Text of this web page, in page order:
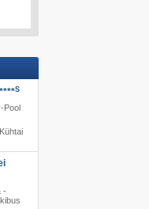
S
Pool
-